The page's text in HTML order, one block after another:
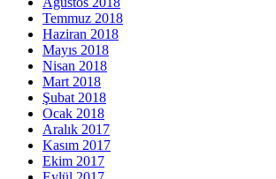
Temmuz 2018
Haziran 2018
Mayıs 2018
Nisan 2018
Mart 2018
Şubat 2018
Ocak 2018
Aralık 2017
Kasım 2017
Ekim 2017